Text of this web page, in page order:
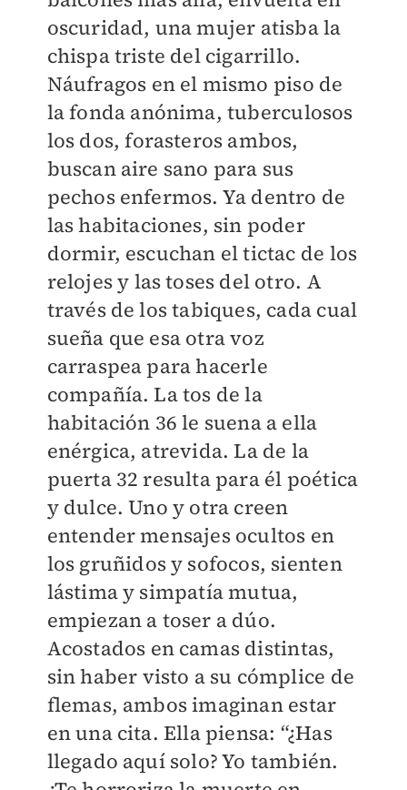
oscuridad, una mujer atisba la
chispa triste del cigarrillo.
Náufragos en el mismo piso de
la fonda anónima, tuberculosos
los dos, forasteros ambos,
buscan aire sano para sus
pechos enfermos. Ya dentro de
las habitaciones, sin poder
dormir, escuchan el tictac de los
relojes y las toses del otro. A
través de los tabiques, cada cual
sueña que esa otra voz
carraspea para hacerle
compañía. La tos de la
habitación 36 le suena a ella
enérgica, atrevida. La de la
puerta 32 resulta para él poética
y dulce. Uno y otra creen
entender mensajes ocultos en
los gruñidos y sofocos, sienten
lástima y simpatía mutua,
empiezan a toser a dúo.
Acostados en camas distintas,
sin haber visto a su cómplice de
flemas, ambos imaginan estar
en una cita. Ella piensa: “¿Has
llegado aquí solo? Yo también.